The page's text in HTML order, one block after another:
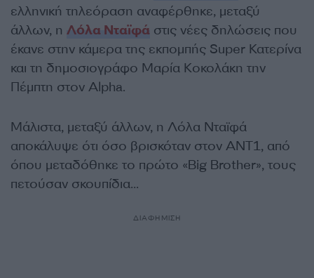
ελληνική τηλεόραση αναφέρθηκε, μεταξύ
άλλων, η Λόλα Νταϊφά στις νέες δηλώσεις που
έκανε στην κάμερα της εκπομπής Super Κατερίνα
και τη δημοσιογράφο Μαρία Κοκολάκη την
Πέμπτη στον Alpha.
Μάλιστα, μεταξύ άλλων, η Λόλα Νταϊφά
αποκάλυψε ότι όσο βρισκόταν στον ΑΝΤ1, από
όπου μεταδόθηκε το πρώτο «Big Brother», τους
πετούσαν σκουπίδια…
ΔΙΑΦΗΜΙΣΗ